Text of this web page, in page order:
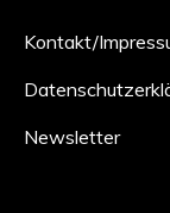
Kontakt/
Newsletter